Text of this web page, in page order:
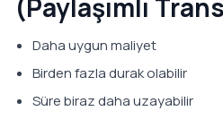
(Paylaşımlı
Daha uygun maliyet
Birden fazla durak olabilir
Süre biraz daha uzayabilir